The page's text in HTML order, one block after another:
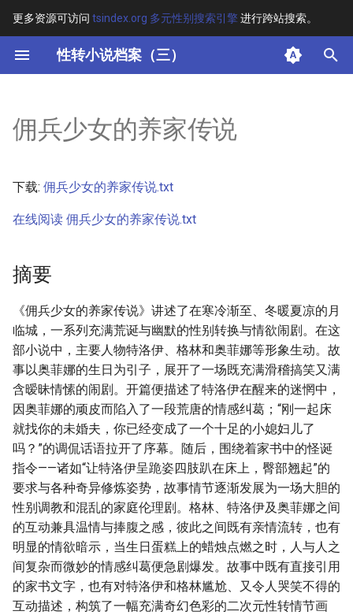
更多资源可访问 tsindex.org 多元性别搜索引擎进行跨站搜索。
性转小说档案（三）
键
开
搜
索
其他信息
正文
佣兵少女的养家传说
下载: 佣兵少女的养家传说.txt
在线阅读 佣兵少女的养家传说.txt
摘要
《佣兵少女的养家传说》讲述了在寒冷渐至、冬暖夏凉的月
临城，一系列充满荒诞与幽默的性别转换与情欲闹剧。在这
部小说中，主要人物特洛伊、格林和奥菲娜等形象生动。故
事以奥菲娜的生日为引子，展开了一场既充满滑稽搞笑又满
含暧昧情愫的闹剧。开篇便描述了特洛伊在醒来的迷惘中，
因奥菲娜的顽皮而陷入了一段荒唐的情感纠葛；“刚一起床
就找你的未婚夫，你已经变成了一个十足的小媳妇儿了
吗？”的调侃话语拉开了序幕。随后，围绕着家书中的怪诞
指令——诸如“让特洛伊呈跪姿四肢趴在床上，臀部翘起”的
要求与各种奇异修炼姿势，故事情节逐渐发展为一场大胆的
性别调教和混乱的家庭伦理剧。格林、特洛伊及奥菲娜之间
的互动兼具温情与捧腹之感，彼此之间既有亲情流转，也有
明显的情欲暗示，当生日蛋糕上的蜡烛点燃之时，人与人之
间复杂而微妙的情感纠葛便急剧爆发。故事中既有直接引用
的家书文字，也有对特洛伊和格林尴尬、又令人哭笑不得的
互动描述，构筑了一幅充满奇幻色彩的二次元性转情节画